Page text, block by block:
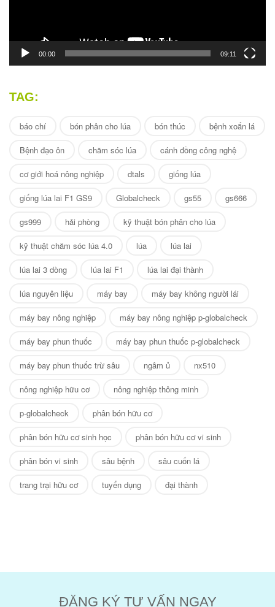
00:00 09:11
TAG:
báo chí bón phân cho lúa bón thúc bệnh xoắn lá
Bệnh đạo ôn chăm sóc lúa cánh đồng công nghệ
cơ giới hoá nông nghiệp dtals giống lúa
giống lúa lai F1 GS9 Globalcheck gs55 gs666
gs999 hải phòng kỹ thuật bón phân cho lúa
kỹ thuật chăm sóc lúa 4.0 lúa lúa lai
lúa lai 3 dòng lúa lai F1 lúa lai đại thành
lúa nguyên liệu máy bay máy bay không người lái
máy bay nông nghiệp máy bay nông nghiệp p-globalcheck
máy bay phun thuốc máy bay phun thuốc p-globalcheck
máy bay phun thuốc trừ sâu ngâm ủ nx510
nông nghiệp hữu cơ nông nghiệp thông minh
p-globalcheck phân bón hữu cơ
phân bón hữu cơ sinh học phân bón hữu cơ vi sinh
phân bón vi sinh sâu bệnh sâu cuốn lá
trang trại hữu cơ tuyển dụng đại thành
ĐĂNG KÝ TƯ VẤN NGAY